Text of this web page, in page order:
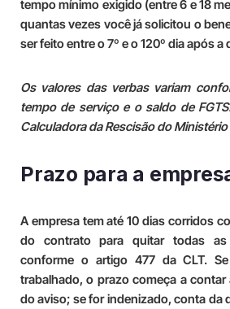
tempo mínimo exigido (entre 6 e 18
quantas vezes você já solicitou o
ser feito entre o 7º e o 120º dia após a
Os valores das verbas variam
tempo de serviço e o saldo de
Calculadora da Rescisão do
Prazo para a
A empresa tem até 10 dias corridos
do contrato para quitar todas as
conforme o artigo 477 da CLT.
trabalhado, o prazo começa a
do aviso; se for indenizado, conta da